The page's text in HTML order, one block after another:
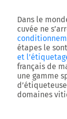
Dans le
cuvée ne
étapes le
et l’
français de
une gamme
domaines